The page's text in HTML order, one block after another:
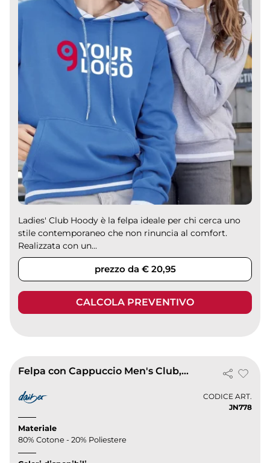
Ladies' Club Hoody è la felpa ideale per chi cerca uno
stile contemporaneo che non rinuncia al comfort.
Realizzata con un...
prezzo da € 20,95
CALCOLA PREVENTIVO
Felpa con Cappuccio Men's Club, cotone felpato, dettagli a contrasto
CODICE ART.
JN778
Materiale
80% Cotone - 20% Poliestere